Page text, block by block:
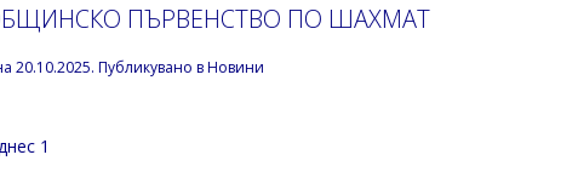
ПЪРВЕНСТВО ПО ШАХМАТ
20.10.2025. Публикувано вНовини
1